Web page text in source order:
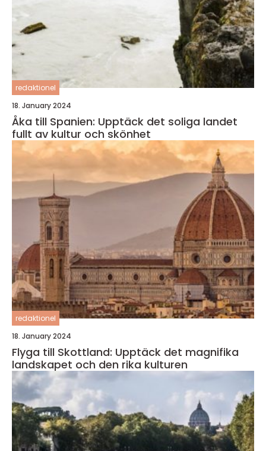
redaktionel
18. January 2024
Åka till Spanien: Upptäck det soliga landet
fullt av kultur och skönhet
redaktionel
18. January 2024
Flyga till Skottland: Upptäck det magnifika
landskapet och den rika kulturen